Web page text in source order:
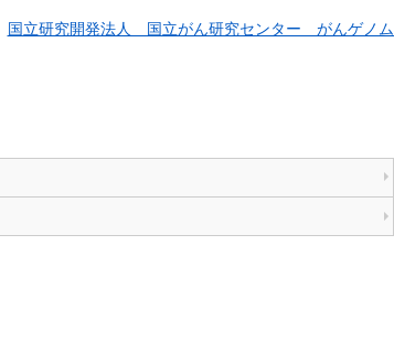
国立研究開発法人 国立がん研究センター がんゲノム